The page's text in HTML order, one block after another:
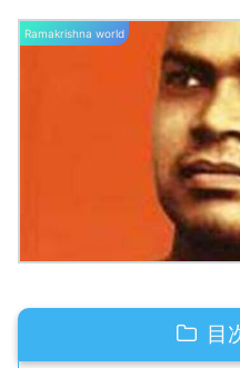
Ramakrishna world
目